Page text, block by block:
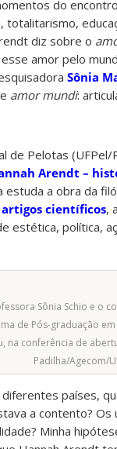
do
totalitarismo,
diz sobre o
amor pelo
Sônia
amor mundi:
de Pelotas (UFPel/
Arendt –
estuda a obra da
artigos científicos,
estética, política,
Sônia Schio e o
de Pós-graduação
na conferência de
Padilha/Agecom/
países,
a contento? Os
Minha